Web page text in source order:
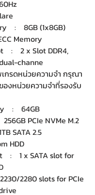
: 8GB (1x8GB)
Memory
: 2 x Slot DDR4,
channe
รดหน่วยความจำ กรุณา
งหน่วยความจำที่รองรับ
: 64GB
PCIe NVMe M.2
SATA 2.5
HDD
: 1 x SATA slot for
2280 slots for PCIe